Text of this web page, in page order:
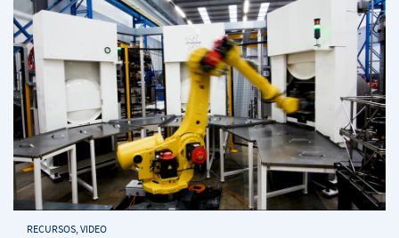
RECURSOS, VIDEO